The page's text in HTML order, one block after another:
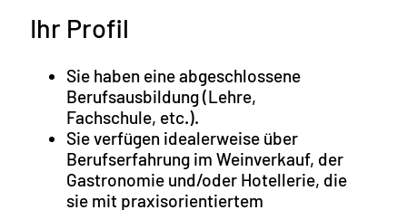
Ihr Profil
Sie haben eine abgeschlossene
Berufsausbildung (Lehre,
Fachschule, etc.).
Sie verfügen idealerweise über
Berufserfahrung im Weinverkauf, der
Gastronomie und/oder Hotellerie, die
sie mit praxisorientiertem